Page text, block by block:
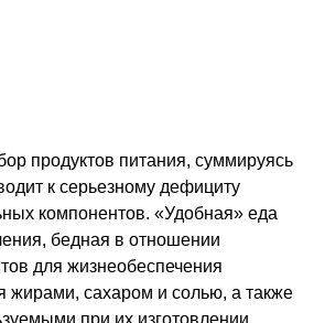
продуктов питания, суммируясь
к серьезному дефициту
компонентов. «Удобная» еда
бедная в отношении
для жизнеобеспечения
жирами, сахаром и солью, а также
при их изготовлении,